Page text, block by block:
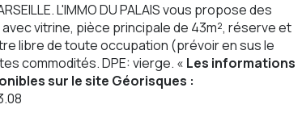
L'IMMO DU PALAIS vous propose des
vitrine, pièce principale de 43m², réserve et
libre de toute occupation (prévoir en sus le
commodités. DPE: vierge. « Les informations
sur le site Géorisques :